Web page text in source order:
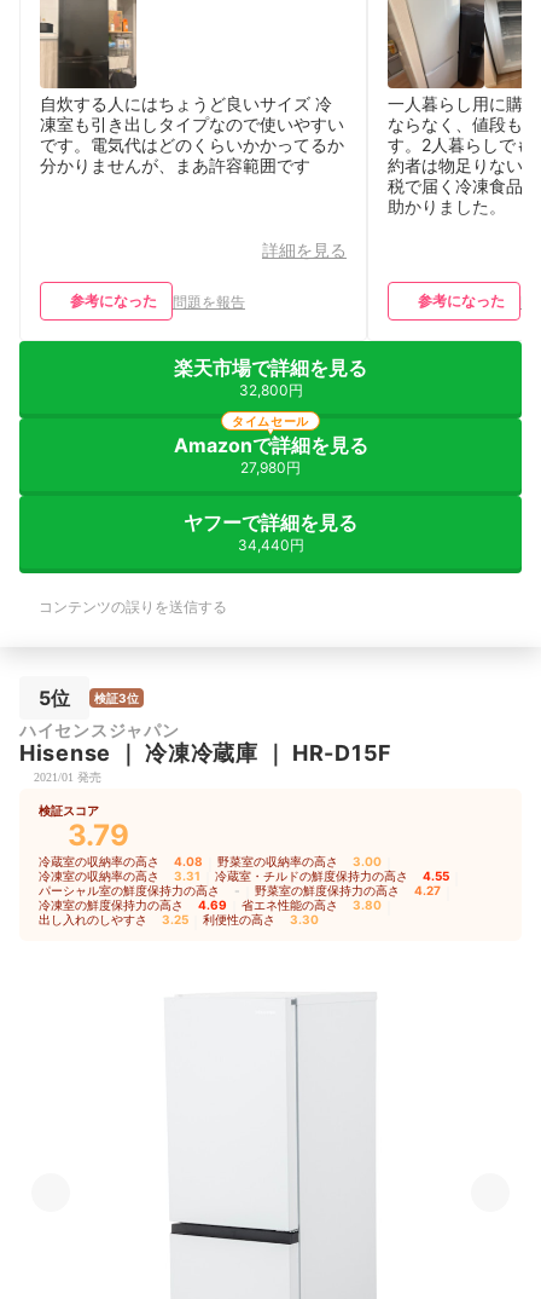
自炊する人にはちょうど良いサイズ 冷
凍室も引き出しタイプなので使いやすい
です。電気代はどのくらいかかってるか
分かりませんが、まあ許容範囲です
詳細を見る
参考になった 問題を報告
一人暮らし用に購
ならなく、値段も
す。2人暮らしでも
約者は物足りない
税で届く冷凍食品
助かりました。
参考になった
楽天市場で詳細を見る
32,800円
Amazonで詳細を見る
27,980円
タイムセール
ヤフーで詳細を見る
34,440円
コンテンツの誤りを送信する
5位 検証3位
ハイセンスジャパン
Hisense ｜冷凍冷蔵庫 ｜ HR-D15F
2021/01 発売
検証スコア
3.79
冷蔵室の収納率の高さ 4.08 野菜室の収納率の高さ 3.00
冷凍室の収納率の高さ 3.31 冷蔵室・チルドの鮮度保持力の高さ 4.55
パーシャル室の鮮度保持力の高さ - 野菜室の鮮度保持力の高さ 4.27
冷凍室の鮮度保持力の高さ 4.69 省エネ性能の高さ 3.80
出し入れのしやすさ 3.25 利便性の高さ 3.30